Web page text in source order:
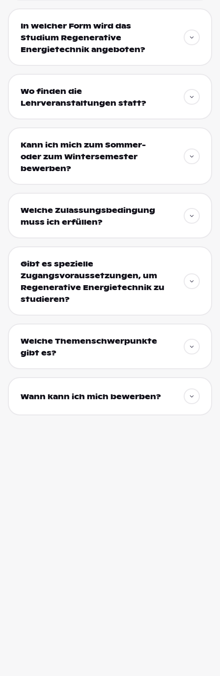
In welcher Form wird das
Studium Regenerative
Energietechnik angeboten?
Wo finden die
Lehrveranstaltungen statt?
Kann ich mich zum Sommer-
oder zum Wintersemester
bewerben?
Welche Zulassungsbedingung
muss ich erfüllen?
Gibt es spezielle
Zugangsvoraussetzungen, um
Regenerative Energietechnik zu
studieren?
Welche Themenschwerpunkte
gibt es?
Wann kann ich mich bewerben?